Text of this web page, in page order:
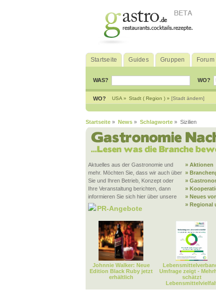
Startseite Guides Gruppen Forum
WAS? WO?
WO? USA » Stadt ( Region ) » [Stadt ändern]
Startseite » News » Schlagworte » Sizilien
Aktuelles aus der Gastronomie und
mehr. Möchten Sie, dass wir auch über
Sie und Ihren Betrieb, Konzept oder
Ihre Veranstaltung berichten, dann
informieren Sie sich hier über unsere
PR-Angebote
» Aktionen
»
»
»
» Neues
» Regional
Johnnie Walker: Neue
Edition Black Ruby jetzt
erhältlich
Umfrage zeigt -
schätzt